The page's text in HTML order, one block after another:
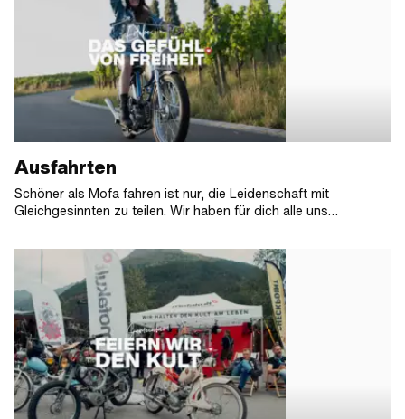
Ausfahrten
Schöner als Mofa fahren ist nur, die Leidenschaft mit
Gleichgesinnten zu teilen. Wir haben für dich alle uns
Termin mehr verpasst!